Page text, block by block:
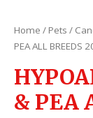
Home / Pets /
PEA ALL BREEDS
& PEA